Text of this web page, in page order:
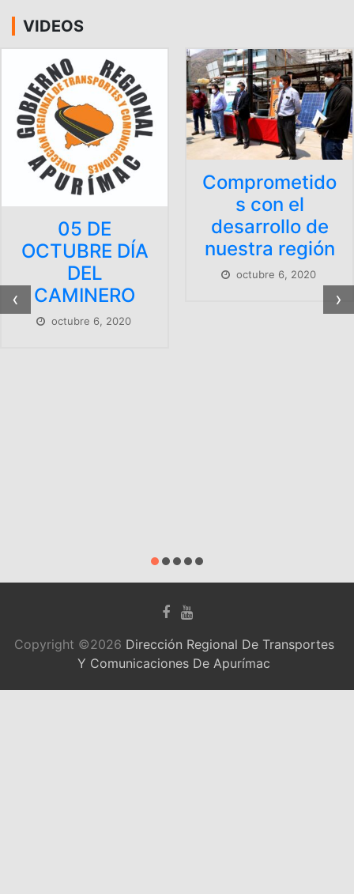
VIDEOS
05 DE
OCTUBRE DÍA
DEL
CAMINERO
octubre 6, 2020
Comprometido
s con el
desarrollo de
nuestra región
octubre 6, 2020
‹ ›
Copyright ©2026 Dirección Regional De Transportes
Y Comunicaciones De Apurímac